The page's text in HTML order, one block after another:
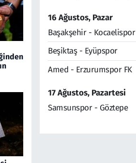
16 Ağustos, Pazar
Başakşehir - Kocaelispor
Beşiktaş - Eyüpspor
Amed - Erzurumspor FK
17 Ağustos, Pazartesi
Samsunspor - Göztepe